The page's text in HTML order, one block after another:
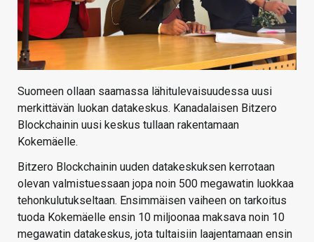
Suomeen ollaan saamassa lähitulevaisuudessa uusi
merkittävän luokan datakeskus. Kanadalaisen Bitzero
Blockchainin uusi keskus tullaan rakentamaan
Kokemäelle.
Bitzero Blockchainin uuden datakeskuksen kerrotaan
olevan valmistuessaan jopa noin 500 megawatin luokkaa
tehonkulutukseltaan. Ensimmäisen vaiheen on tarkoitus
tuoda Kokemäelle ensin 10 miljoonaa maksava noin 10
megawatin datakeskus, jota tultaisiin laajentamaan ensin